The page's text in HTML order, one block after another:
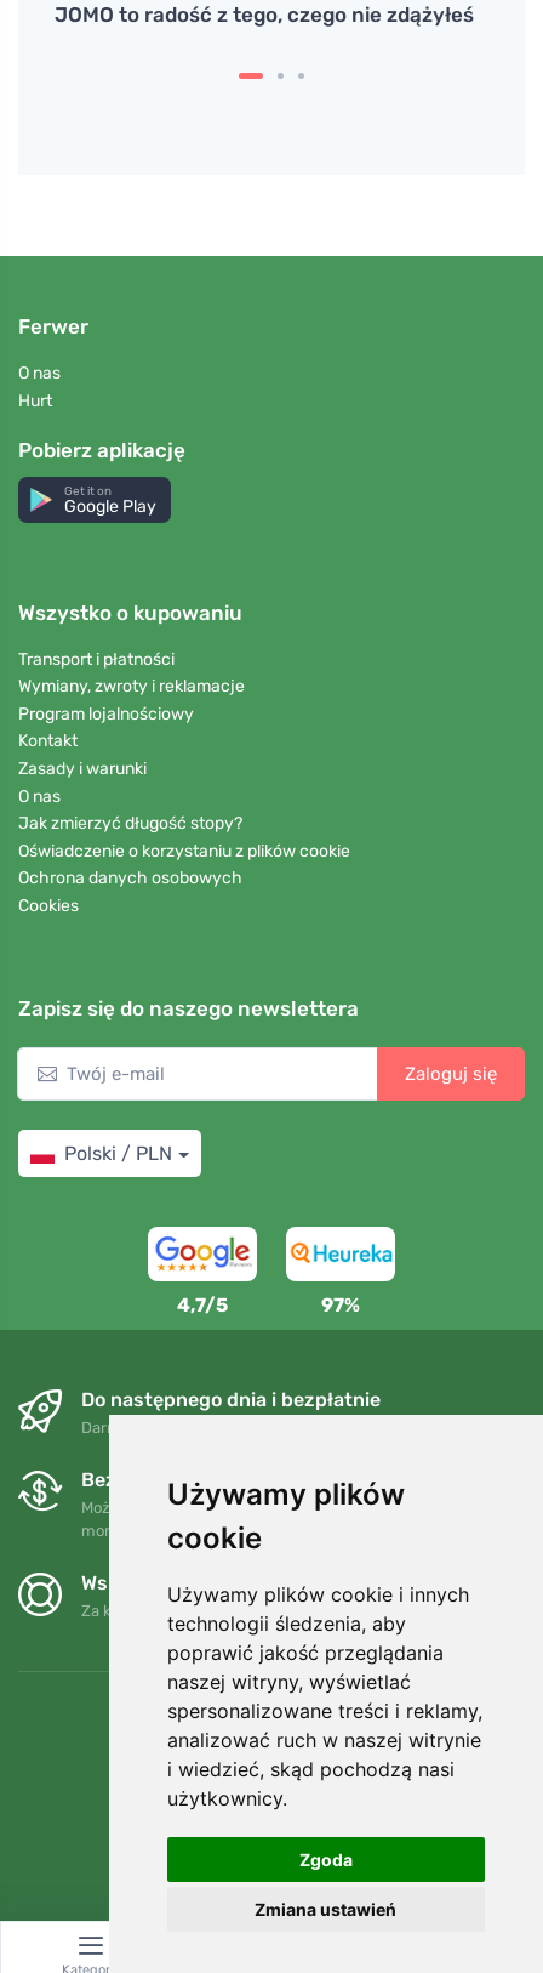
Używamy plików
cookie
Używamy plików cookie i innych
technologii śledzenia, aby
poprawić jakość przeglądania
naszej witryny, wyświetlać
spersonalizowane treści i reklamy,
analizować ruch w naszej witrynie
i wiedzieć, skąd pochodzą nasi
użytkownicy.
Zgoda
Zmiana ustawień
JOMO to radość z tego, czego nie zdążyłeś
Ferwer
O nas
Hurt
Pobierz aplikację
Get it on
Google Play
Wszystko o kupowaniu
Transport i płatności
Wymiany, zwroty i reklamacje
Program lojalnościowy
Kontakt
Zasady i warunki
O nas
Jak zmierzyć długość stopy?
Oświadczenie o korzystaniu z plików cookie
Ochrona danych osobowych
Cookies
Zapisz się do naszego newslettera
Zaloguj się
Polski / PLN
4,7/5 97%
Do następnego dnia i bezpłatnie
Darmowa wysyłka dla zamówień powyżej 250 PLN
Bezpłatne wymiany i zwroty
Możesz zwrócić lub wymienić swoje zamówienie w dowolnym
momencie w ciągu 90 dni.
Wspieramy Trees.org
Za każde zamówienie sadzimy drzewo! Czytaj więcej